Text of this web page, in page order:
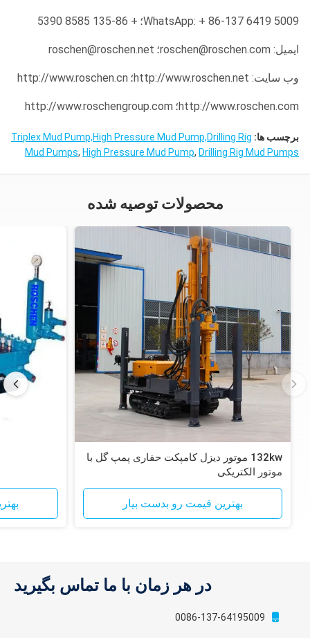
WhatsApp: + 86-137 6419 5009؛ + 86-135 8585 5390
ایمیل: roschen@roschen.com؛ roschen@roschen.net
وب سایت: http://www.roschen.net؛ http://www.roschen.cn
http://www.roschen.com؛ http://www.roschengroup.com
برچسب ها: Triplex Mud Pump,High Pressure Mud Pump,Drilling Rig
Mud Pumps, High Pressure Mud Pump, Drilling Rig Mud Pumps
محصولات توصیه شده
132kw موتور دیزل کامپکت حفاری پمپ گل با
موتور الکتریکی
بهترین قیمت رو بدست بیار
در هر زمان با ما تماس بگیرید
0086-137-64195009